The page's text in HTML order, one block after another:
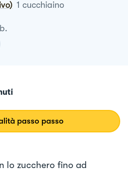
1 cucchiaino
passo passo
lo zucchero fino ad